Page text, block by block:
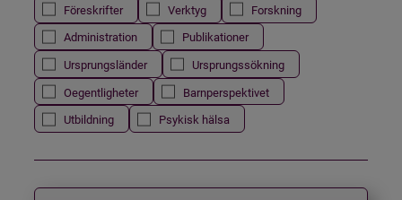
Föreskrifter
Verktyg
Forskning
Administration
Publikationer
Ursprungsländer
Ursprungssökning
Oegentligheter
Barnperspektivet
Utbildning
Psykisk hälsa